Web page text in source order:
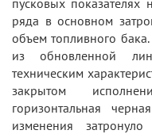
пусковых
ряда в основном
объем топливного
из обновленной
техническим
закрытом
горизонтальная
изменения